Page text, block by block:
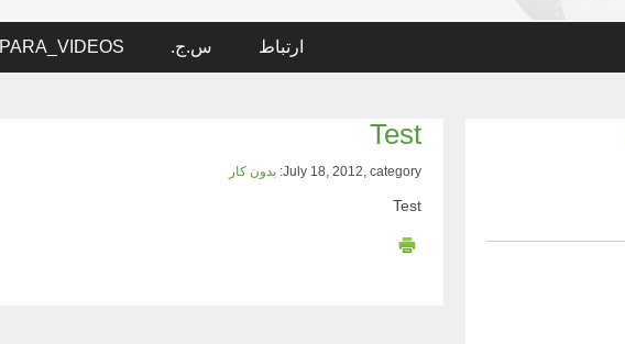
PARA_VIDEOS س.ج. ارتباط
Test
July 18, 2012, category: بدون کار
Test